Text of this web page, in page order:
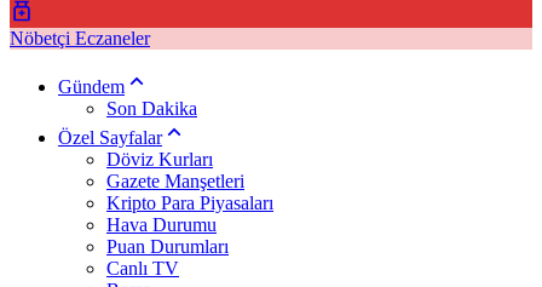
Nöbetçi Eczaneler
Gündem
Son Dakika
Özel Sayfalar
Döviz Kurları
Gazete Manşetleri
Kripto Para Piyasaları
Hava Durumu
Puan Durumları
Canlı TV